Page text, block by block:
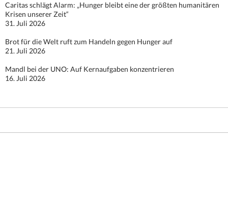
Caritas schlägt Alarm: „Hunger bleibt eine der größten humanitären
Krisen unserer Zeit“
31. Juli 2026
Brot für die Welt ruft zum Handeln gegen Hunger auf
21. Juli 2026
Mandl bei der UNO: Auf Kernaufgaben konzentrieren
16. Juli 2026